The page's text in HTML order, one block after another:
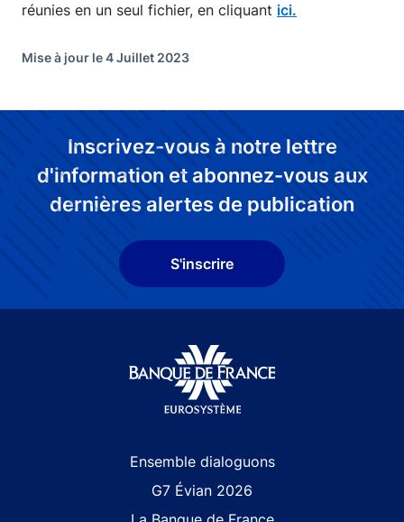
réunies en un seul fichier, en cliquant ici.
Mise à jour le 4 Juillet 2023
Inscrivez-vous à notre lettre
d'information et abonnez-vous aux
dernières alertes de publication
S'inscrire
Ensemble dialoguons
G7 Évian 2026